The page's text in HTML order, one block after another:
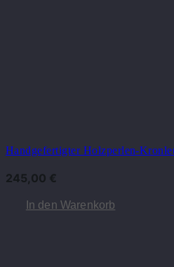
Handgefertigter Holzperlen-
245,00 €
In den Warenkorb